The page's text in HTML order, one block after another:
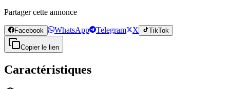
Partager cette annonce
Facebook WhatsApp Telegram X TikTok
Copier le lien
Caractéristiques